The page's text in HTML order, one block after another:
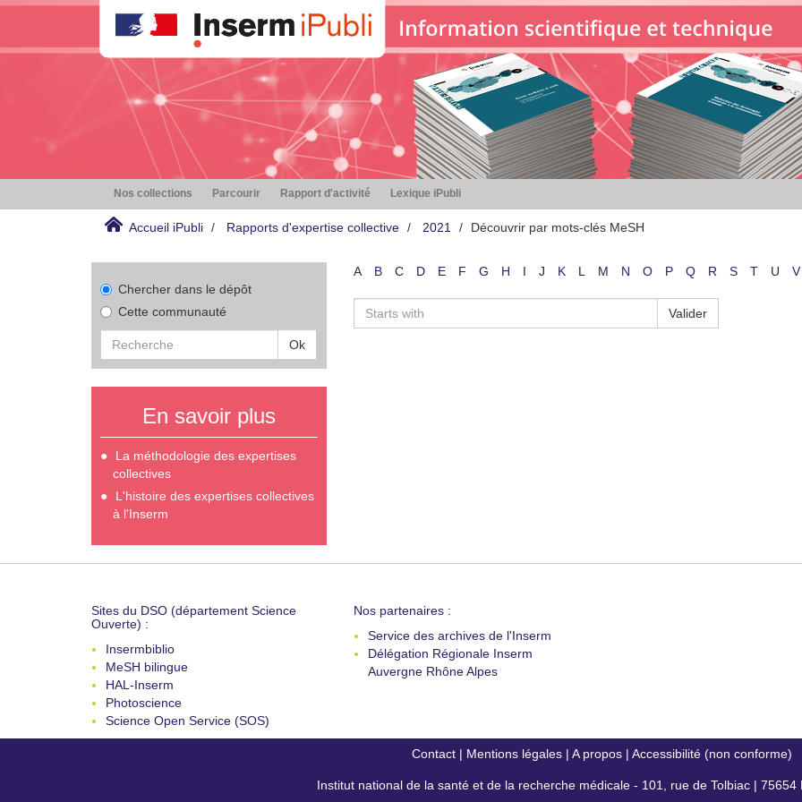
Nos collections Parcourir Rapport d'activité Lexique iPubli
Accueil iPubli Rapports d'expertise collective 2021 Découvrir par mots-clés MeSH
Chercher dans le dépôt
Cette communauté
Ok
En savoir plus
La méthodologie des expertises
collectives
L'histoire des expertises collectives
à l'Inserm
A B C D E F G H I J K L M N O P Q R S T U V
Valider
Sites du DSO (département Science
Ouverte) :
Insermbiblio
MeSH bilingue
HAL-Inserm
Photoscience
Science Open Service (SOS)
Nos partenaires :
Service des archives de l'Inserm
Délégation Régionale Inserm
Auvergne Rhône Alpes
Contact| Mentions légales| A propos| Accessibilité (non conforme)
Institut national de la santé et de la recherche médicale - 101, rue de Tolbiac | 75654